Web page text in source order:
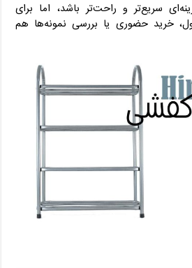
سریع‌تر و راحت‌تر باشد، اما برای
خرید حضوری یا بررسی نمونه‌ها هم